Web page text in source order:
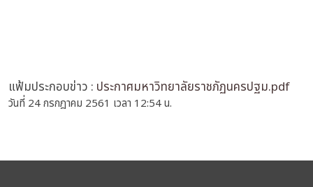
แฟ้มประกอบข่าว : ประกาศมหาวิทยาลัยราชภัฏนครปฐม.pdf
วันที่ 24 กรกฎาคม 2561 เวลา 12:54 น.